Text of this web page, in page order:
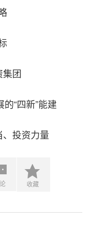
集团
“四新”能建
投资力量
收藏